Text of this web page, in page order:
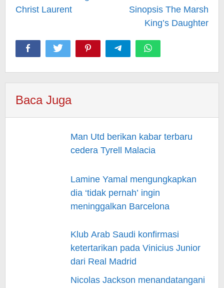
Christ Laurent
Sinopsis The Marsh
King’s Daughter
Baca Juga
Man Utd berikan kabar terbaru
cedera Tyrell Malacia
Lamine Yamal mengungkapkan
dia ‘tidak pernah’ ingin
meninggalkan Barcelona
Klub Arab Saudi konfirmasi
ketertarikan pada Vinicius Junior
dari Real Madrid
Nicolas Jackson menandatangani